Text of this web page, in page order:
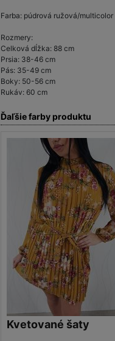
Farba: púdrová ružová/multicolor
Rozmery:
Celková dĺžka: 88 cm
Prsia: 38-46 cm
Pás: 35-49 cm
Boky: 50-56 cm
Rukáv: 60 cm
Ďaľšie farby produktu
Kvetované šaty